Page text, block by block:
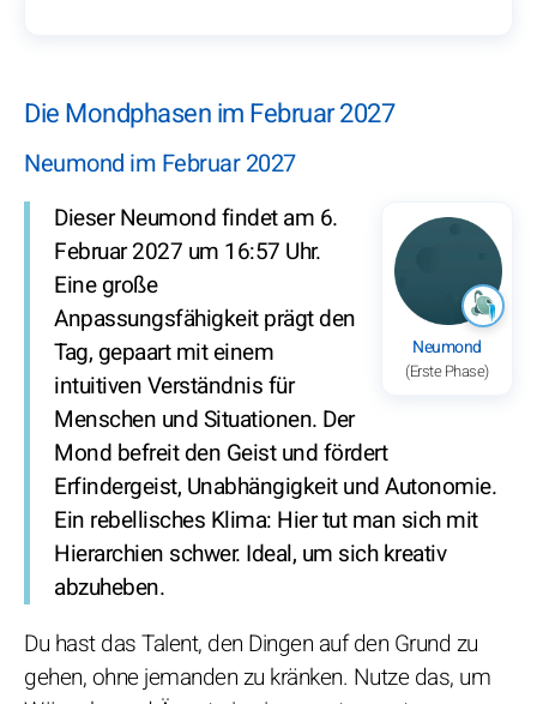
Die Mondphasen im Februar 2027
Neumond im Februar 2027
Neumond
(Erste Phase)
Dieser Neumond findet am 6.
Februar 2027 um 16:57 Uhr.
Eine große
Anpassungsfähigkeit prägt den
Tag, gepaart mit einem
intuitiven Verständnis für
Menschen und Situationen. Der
Mond befreit den Geist und fördert
Erfindergeist, Unabhängigkeit und Autonomie.
Ein rebellisches Klima: Hier tut man sich mit
Hierarchien schwer. Ideal, um sich kreativ
abzuheben.
Du hast das Talent, den Dingen auf den Grund zu
gehen, ohne jemanden zu kränken. Nutze das, um